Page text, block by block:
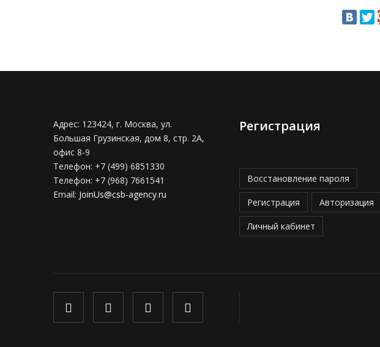
Адрес: 123424, г. Москва, ул.
Большая Грузинская, дом 8, стр. 2А,
офис 8-9
Телефон: +7 (499) 6851330
Телефон: +7 (968) 7661541
Email: JoinUs@csb-agency.ru
Регистрация
Восстановление пароля
Регистрация Авторизация
Личный кабинет